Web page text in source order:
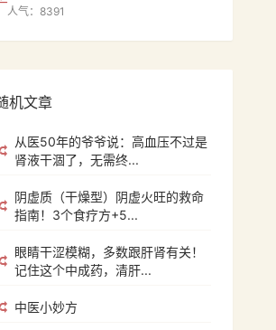
人气：8391
机文章
从医50年的爷爷说：高血压不过是
肾液干涸了，无需终...
阴虚质（干燥型）阴虚火旺的救命
指南！3个食疗方+5...
眼睛干涩模糊，多数跟肝肾有关！
记住这个中成药，清肝...
中医小妙方